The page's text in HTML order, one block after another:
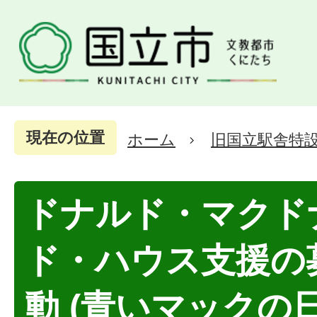
現在の位置 ホーム 旧国立駅舎特
ドナルド・マク
ド・ハウス支援
動 (青いマックの